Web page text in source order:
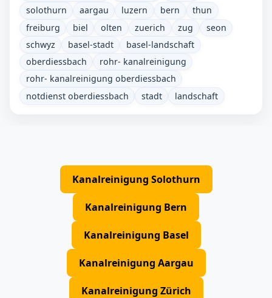
solothurn aargau luzern bern
thun
freiburg
biel olten zuerich zug
seon
schwyz
basel-stadt
basel-landschaft
oberdiessbach
rohr- kanalreinigung
rohr- kanalreinigung oberdiessbach
notdienst oberdiessbach
stadt landschaft
Kanalreinigung Solothurn
Kanalreinigung Bern
Kanalreinigung Basel
Kanalreinigung Aargau
Kanalreinigung Zürich